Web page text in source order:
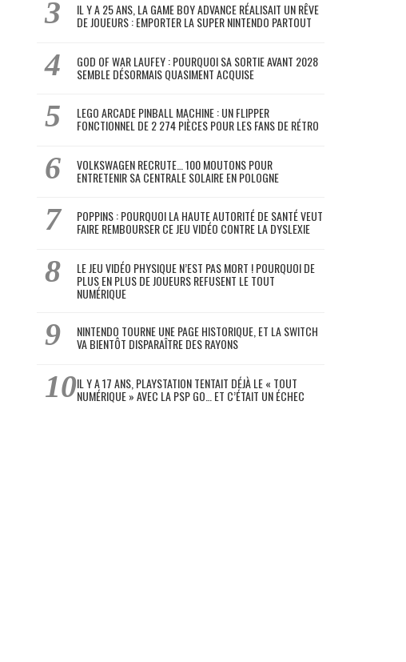
IL Y A 25 ANS, LA GAME BOY ADVANCE RÉALISAIT UN RÊVE
DE JOUEURS : EMPORTER LA SUPER NINTENDO PARTOUT
GOD OF WAR LAUFEY : POURQUOI SA SORTIE AVANT 2028
SEMBLE DÉSORMAIS QUASIMENT ACQUISE
LEGO ARCADE PINBALL MACHINE : UN FLIPPER
FONCTIONNEL DE 2 274 PIÈCES POUR LES FANS DE RÉTRO
VOLKSWAGEN RECRUTE… 100 MOUTONS POUR
ENTRETENIR SA CENTRALE SOLAIRE EN POLOGNE
POPPINS : POURQUOI LA HAUTE AUTORITÉ DE SANTÉ VEUT
FAIRE REMBOURSER CE JEU VIDÉO CONTRE LA DYSLEXIE
LE JEU VIDÉO PHYSIQUE N’EST PAS MORT ! POURQUOI DE
PLUS EN PLUS DE JOUEURS REFUSENT LE TOUT
NUMÉRIQUE
NINTENDO TOURNE UNE PAGE HISTORIQUE, ET LA SWITCH
VA BIENTÔT DISPARAÎTRE DES RAYONS
IL Y A 17 ANS, PLAYSTATION TENTAIT DÉJÀ LE « TOUT
NUMÉRIQUE » AVEC LA PSP GO… ET C’ÉTAIT UN ÉCHEC